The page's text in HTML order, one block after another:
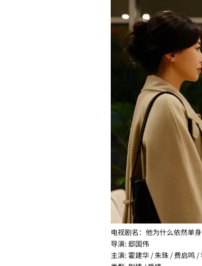
电视剧名：他为什么依然单身
导演: 郄国伟
主演: 霍建华 / 朱珠 / 费启鸣